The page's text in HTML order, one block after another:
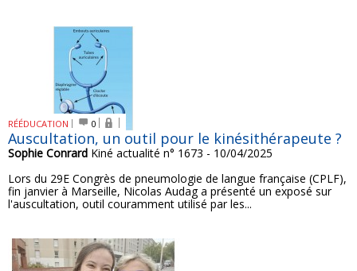
RÉÉDUCATION 0
Auscultation, un outil pour le kinésithérapeute ?
Sophie Conrard Kiné actualité n° 1673 - 10/04/2025
Lors du 29E Congrès de pneumologie de langue française (CPLF),
fin janvier à Marseille, Nicolas Audag a présenté un exposé sur
l'auscultation, outil couramment utilisé par les...